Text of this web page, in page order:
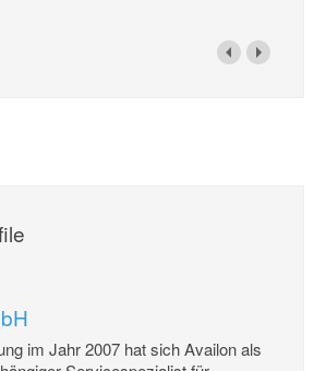
im Jahr 2007 hat sich Availon als